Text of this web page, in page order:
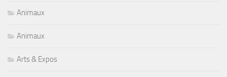
Animaux
Animaux
Arts & Expos